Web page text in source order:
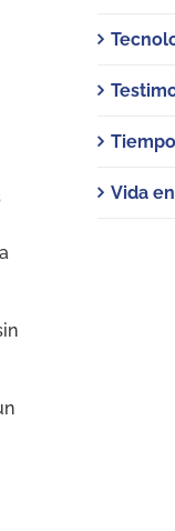
Vida